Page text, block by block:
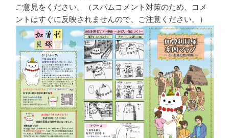
ご意見をください。（スパムコメント対策のため、コメ
ントはすぐに反映されませんので、ご注意ください。）